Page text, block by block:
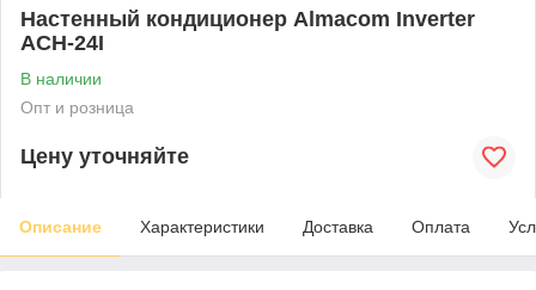
Настенный кондиционер Almacom Inverter
ACH-24I
В наличии
Опт и розница
Цену уточняйте
Описание Характеристики Доставка Оплата